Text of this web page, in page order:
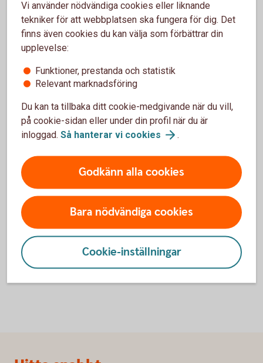
Är det säkert att betala med Samsung Pay?
Hur betalar jag med Samsung Pay?
Har du frågor om Samsung
Pay?
Om du har frågor eller funderingar om hur Samsung
Pay fungerar, vänd dig till Samsung för mer
information.
www.samsung.com/se/
Vi använder nödvändiga cookies eller liknande
tekniker för att webbplatsen ska fungera för dig. Det
finns även cookies du kan välja som förbättrar din
upplevelse:
Funktioner, prestanda och statistik
Relevant marknadsföring
Du kan ta tillbaka ditt cookie-medgivande när du vill,
på cookie-sidan eller under din profil när du är
inloggad. Så hanterar vi cookies .
Godkänn alla cookies
Bara nödvändiga cookies
Cookie-inställningar